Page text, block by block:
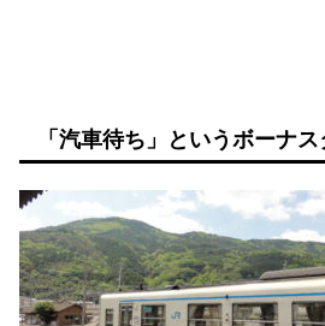
「汽車待ち」というボーナ